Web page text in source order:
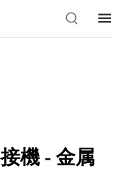
機 - 金属